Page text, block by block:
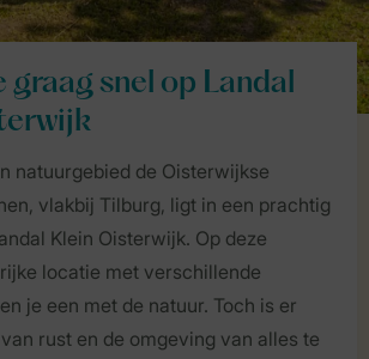
graag snel op Landal
natuurgebied de Oisterwijkse
vlakbij Tilburg, ligt in een prachtig
Klein Oisterwijk. Op deze
locatie met verschillende
je een met de natuur. Toch is er
rust en de omgeving van alles te